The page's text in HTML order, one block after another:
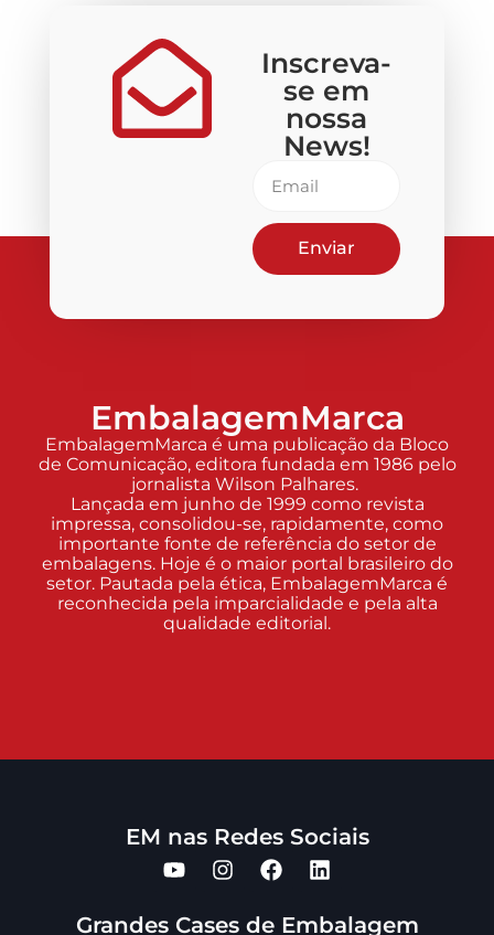
Inscreva-
se em
nossa
News!
Enviar
EmbalagemMarca
EmbalagemMarca é uma publicação da Bloco
de Comunicação, editora fundada em 1986 pelo
jornalista Wilson Palhares.
Lançada em junho de 1999 como revista
impressa, consolidou-se, rapidamente, como
importante fonte de referência do setor de
embalagens. Hoje é o maior portal brasileiro do
setor. Pautada pela ética, EmbalagemMarca é
reconhecida pela imparcialidade e pela alta
qualidade editorial.
EM nas Redes Sociais
Grandes Cases de Embalagem